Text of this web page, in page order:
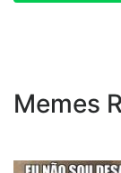
Memes